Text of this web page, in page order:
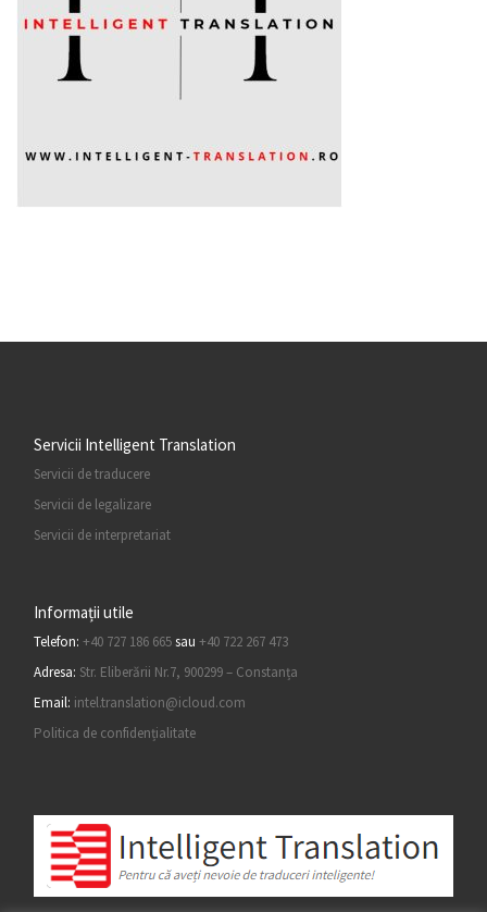
Servicii Intelligent Translation
Servicii de traducere
Servicii de legalizare
Servicii de interpretariat
Informații utile
Telefon:+40 727 186 665sau+40 722 267 473
Adresa: Str. Eliberării Nr.7, 900299 – Constanța
Email: intel.translation@icloud.com
Politica de confidențialitate